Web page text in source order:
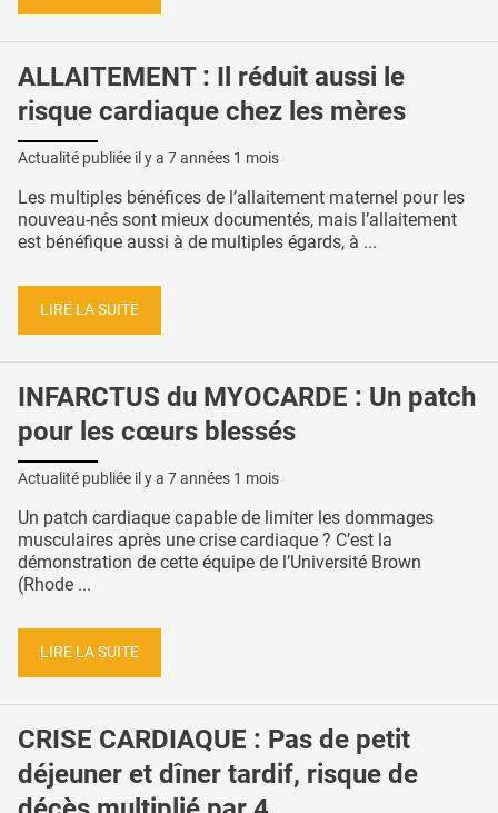
ALLAITEMENT : Il réduit aussi le
risque cardiaque chez les mères
Actualité publiée il y a 7 années 1 mois
Les multiples bénéfices de l’allaitement maternel pour les
nouveau-nés sont mieux documentés, mais l’allaitement
est bénéfique aussi à de multiples égards, à ...
LIRE LA SUITE
INFARCTUS du MYOCARDE : Un patch
pour les cœurs blessés
Actualité publiée il y a 7 années 1 mois
Un patch cardiaque capable de limiter les dommages
musculaires après une crise cardiaque ? C’est la
démonstration de cette équipe de l’Université Brown
(Rhode ...
LIRE LA SUITE
CRISE CARDIAQUE : Pas de petit
déjeuner et dîner tardif, risque de